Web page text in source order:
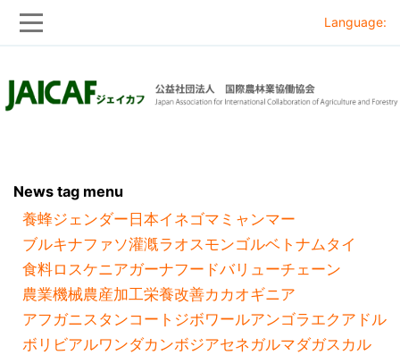
to
to
Language:
News tag menu
養蜂ジェンダー 日本イネゴマ ミャンマー
ブルキナファソ灌漑ラオスモンゴルベトナムタイ
食料ロスケニアガーナフードバリューチェーン
農業機械農産加工栄養改善カカオギニア
アフガニスタンコートジボワールアンゴラ エクアドル
ボリビアルワンダカンボジアセネガルマダガスカル